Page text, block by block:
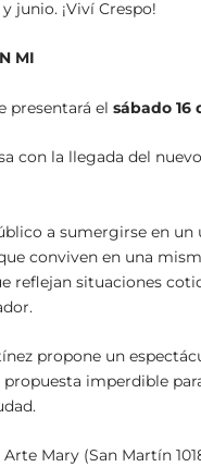
junio. ¡Viví Crespo!
MI
presentará elsábado 16
con la llegada del
a sumergirse en
conviven en una
reflejan situaciones
propone un
imperdible
Arte Mary (San Martín